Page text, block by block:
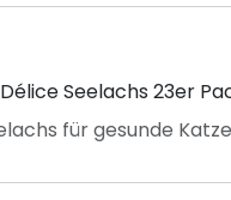
Seelachs 23er
für gesunde